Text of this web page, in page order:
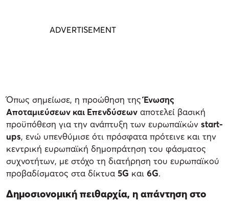
Όπως σημείωσε, η προώθηση τηςΈνωσης
Αποταμιεύσεων και Επενδύσεων αποτελεί βασική
προϋπόθεση για την ανάπτυξη των ευρωπαϊκών start-
ups, ενώ υπενθύμισε ότι πρόσφατα πρότεινε και την
κεντρική ευρωπαϊκή δημοπράτηση του φάσματος
συχνοτήτων, με στόχο τη διατήρηση του ευρωπαϊκού
προβαδίσματος στα δίκτυα 5G και 6G.
Δημοσιονομική πειθαρχία, η απάντηση στο